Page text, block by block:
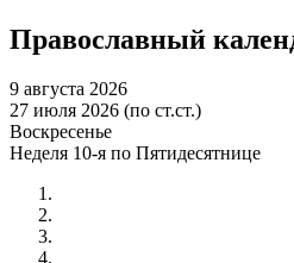
Православный
9 августа 2026
27 июля 2026 (по ст.ст.)
Воскресенье
Неделя 10-я по Пятидесятнице